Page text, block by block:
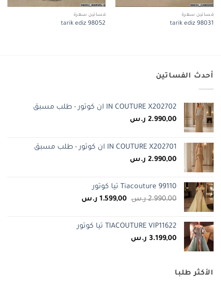
فساتين سهرة
tarik ediz 98031
فساتين سهرة
tarik ediz 98052
أحدث الفساتين
IN COUTURE X202702 ان كوتور - طلب مسبق
2.990,00 ر.س
IN COUTURE X202701 ان كوتور - طلب مسبق
2.990,00 ر.س
Tiacouture 99110 تيا كوتور
2.990,00 ر.س السعر
2.990,00 ر.س.
1.599,00 ر.سالسعر
1.599,00 ر.س.
TIACOUTURE VIP11622 تيا كوتور
3.199,00 ر.س
الأكثر طلبا